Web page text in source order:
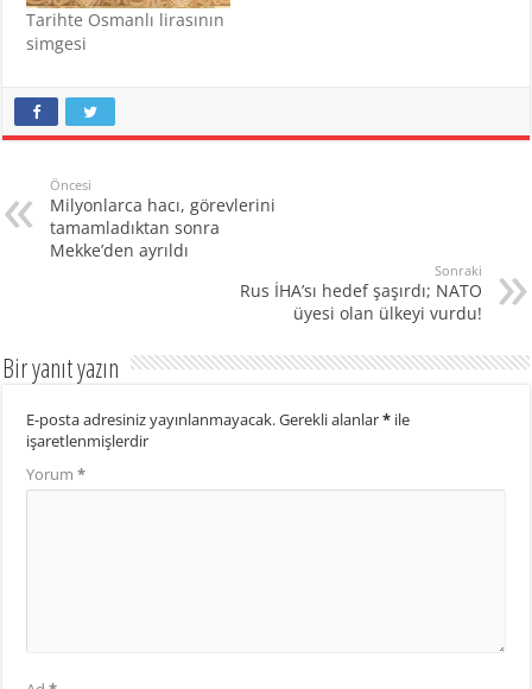
Tarihte Osmanlı lirasının
simgesi
Öncesi
Milyonlarca hacı, görevlerini
tamamladıktan sonra
Mekke’den ayrıldı
Sonraki
Rus İHA’sı hedef şaşırdı; NATO
üyesi olan ülkeyi vurdu!
Bir yanıt yazın
E-posta adresiniz yayınlanmayacak.Gerekli alanlar* ile
işaretlenmişlerdir
Yorum*